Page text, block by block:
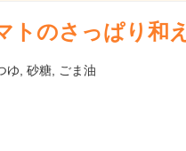
トのさっぱり和え
ゆ, 砂糖, ごま油